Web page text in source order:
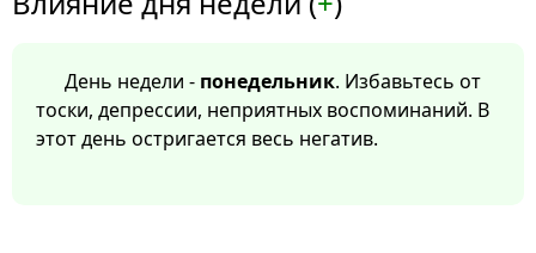
День недели - понедельник. Избавьтесь от
тоски, депрессии, неприятных воспоминаний. В
этот день остригается весь негатив.